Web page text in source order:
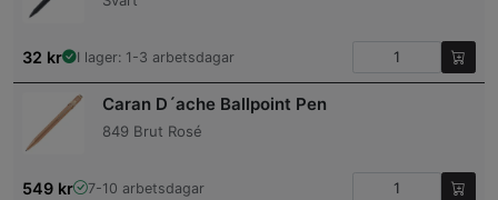
32 kr I lager: 1-3 arbetsdagar
Caran D´ache Ballpoint Pen
849 Brut Rosé
549 kr 7-10 arbetsdagar